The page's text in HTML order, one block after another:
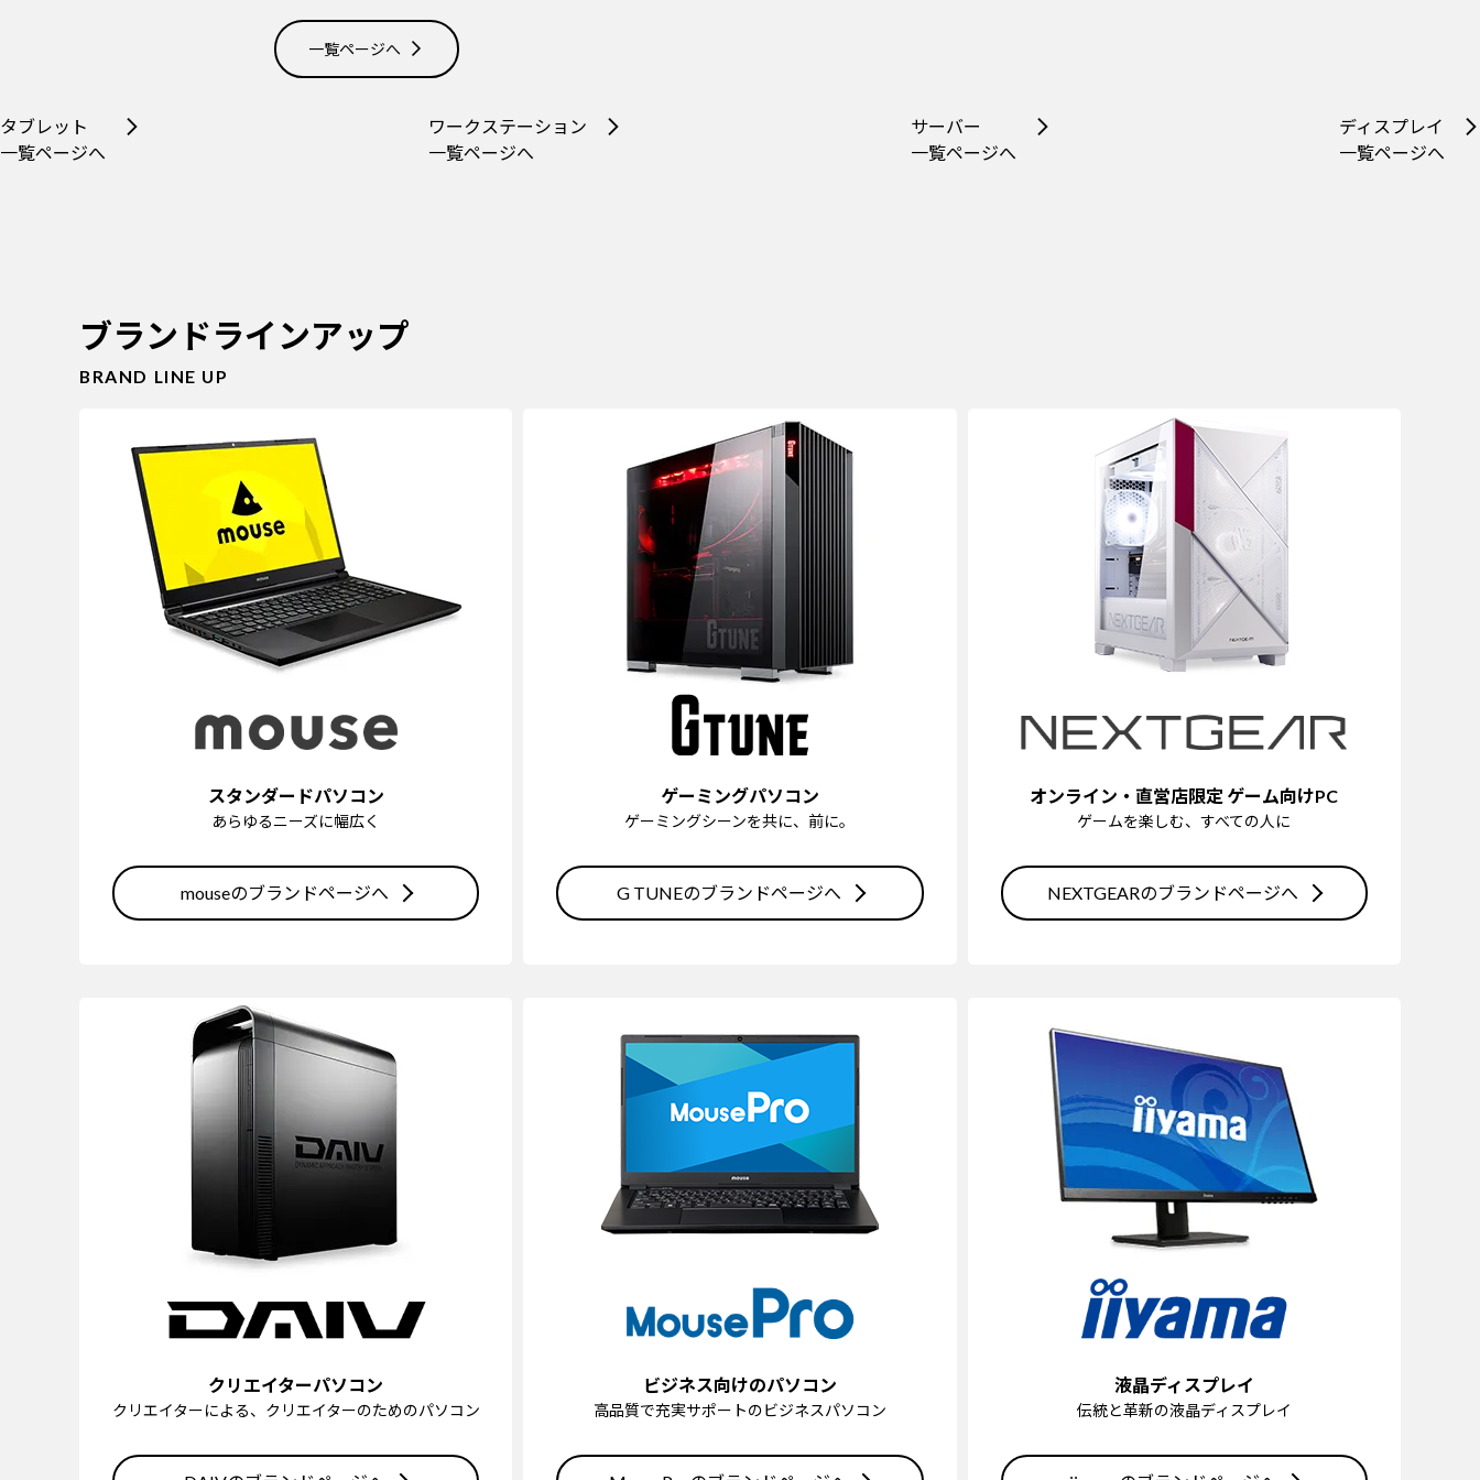
一覧ページへ
タブレット
一覧ページへ
ワークステーション
一覧ページへ
サーバー
一覧ページへ
ディスプレイ
一覧ページへ
ブランドラインアップ
BRAND LINE UP
スタンダードパソコン
あらゆるニーズに幅広く
mouseのブランドページへ
ゲーミングパソコン
ゲーミングシーンを共に、前に。
G TUNEのブランドページへ
オンライン・直営店限定 ゲーム向けPC
ゲームを楽しむ、すべての人に
NEXTGEARのブランドページへ
クリエイターパソコン
クリエイターによる、クリエイターのためのパソコン
ビジネス向けのパソコン
高品質で充実サポートのビジネスパソコン
液晶ディスプレイ
伝統と革新の液晶ディスプレイ